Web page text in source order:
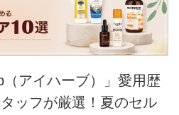
アイハーブ）」愛用歴
ッフが厳選！夏のセル